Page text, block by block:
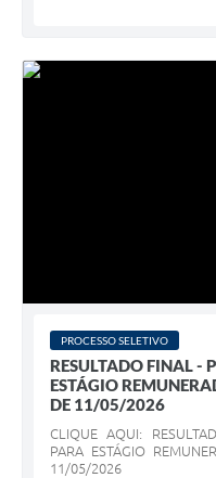
PROCESSO SELETIVO
RESULTADO FINAL -
ESTÁGIO
DE 11/05/2026
CLIQUE AQUI:
PARA ESTÁGIO
11/05/2026